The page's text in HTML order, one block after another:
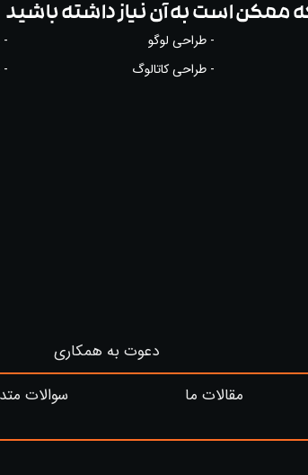
ممکن است به آن نیاز داشته باشید
- طراحی لوگو
-
- طراحی کاتالوگ -
دعوت به همکاری
مقالات ما سوالات